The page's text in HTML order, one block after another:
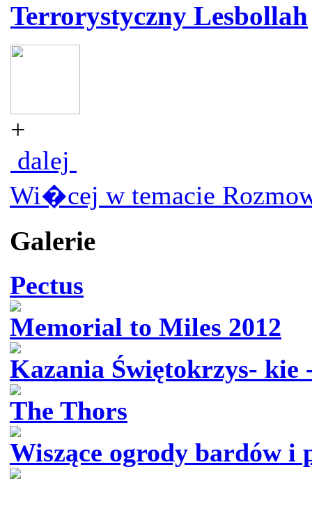
Terrorystyczny Lesbollah
+
dalej
Wi�cej w temacie
Galerie
Pectus
Memorial to Miles 2012
Kazania Świętokrzys- kie
The Thors
Wiszące ogrody bardów i